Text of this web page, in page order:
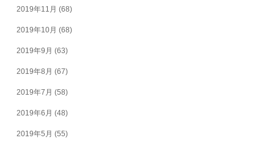
2019年11月 (68)
2019年10月 (68)
2019年9月 (63)
2019年8月 (67)
2019年7月 (58)
2019年6月 (48)
2019年5月 (55)